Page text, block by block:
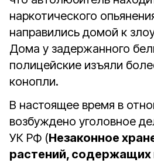
наркотического
направились домой к
Дома у задержанного
полицейские изъяли
конопли.
В настоящее время в
возбуждено уголовное
УК РФ (Незаконное
растений, содержащих